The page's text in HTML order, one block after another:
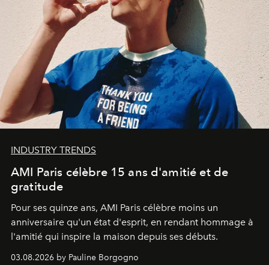
INDUSTRY TRENDS
AMI Paris célèbre 15 ans d'amitié et de
gratitude
Pour ses quinze ans, AMI Paris célèbre moins un
anniversaire qu'un état d'esprit, en rendant hommage à
l'amitié qui inspire la maison depuis ses débuts.
03.08.2026 by Pauline Borgogno